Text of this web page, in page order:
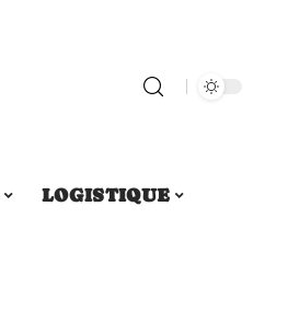
LOGISTIQUE